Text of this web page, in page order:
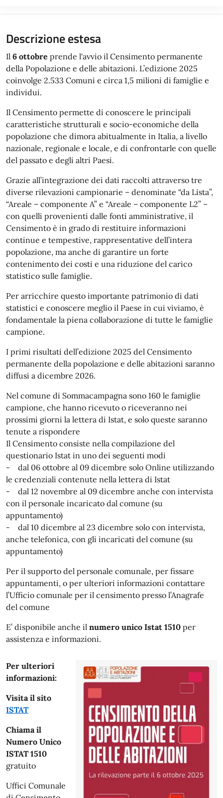
Descrizione estesa
Il 6 ottobre prende l'avvio il Censimento permanente
della Popolazione e delle abitazioni. L’edizione 2025
coinvolge 2.533 Comuni e circa 1,5 milioni di famiglie e
individui.
Il Censimento permette di conoscere le principali
caratteristiche strutturali e socio-economiche della
popolazione che dimora abitualmente in Italia, a livello
nazionale, regionale e locale, e di confrontarle con quelle
del passato e degli altri Paesi.
Grazie all’integrazione dei dati raccolti attraverso tre
diverse rilevazioni campionarie – denominate “da Lista”,
“Areale – componente A” e “Areale – componente L2” –
con quelli provenienti dalle fonti amministrative, il
Censimento è in grado di restituire informazioni
continue e tempestive, rappresentative dell’intera
popolazione, ma anche di garantire un forte
contenimento dei costi e una riduzione del carico
statistico sulle famiglie.
Per arricchire questo importante patrimonio di dati
statistici e conoscere meglio il Paese in cui viviamo, è
fondamentale la piena collaborazione di tutte le famiglie
campione.
I primi risultati dell’edizione 2025 del Censimento
permanente della popolazione e delle abitazioni saranno
diffusi a dicembre 2026.
Nel comune di Sommacampagna sono 160 le famiglie
campione, che hanno ricevuto o riceveranno nei
prossimi giorni la lettera di Istat, e solo queste saranno
tenute a rispondere
Il Censimento consiste nella compilazione del
questionario Istat in uno dei seguenti modi
- dal 06 ottobre al 09 dicembre solo Online utilizzando
le credenziali contenute nella lettera di Istat
- dal 12 novembre al 09 dicembre anche con intervista
con il personale incaricato dal comune (su
appuntamento)
- dal 10 dicembre al 23 dicembre solo con intervista,
anche telefonica, con gli incaricati del comune (su
appuntamento)
Per il supporto del personale comunale, per fissare
appuntamenti, o per ulteriori informazioni contattare
l’Ufficio comunale per il censimento presso l’Anagrafe
del comune
E’ disponibile anche il numero unico Istat 1510 per
assistenza e informazioni.
Per ulteriori
informazioni:
Visita il sito
ISTAT
Chiama il
Numero Unico
ISTAT 1510
gratuito
Uffici Comunale